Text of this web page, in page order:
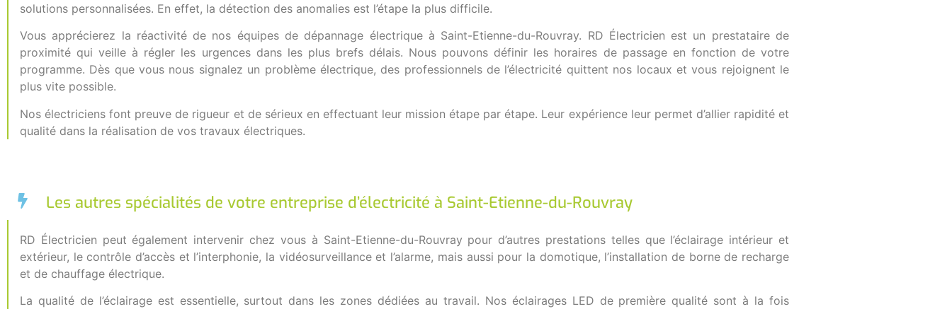
solutions personnalisées. En effet, la détection des anomalies est l’étape la plus difficile.
Vous apprécierez la réactivité de nos équipes de dépannage électrique à Saint-Etienne-du-Rouvray. RD Électricien est un prestataire de
proximité qui veille à régler les urgences dans les plus brefs délais. Nous pouvons définir les horaires de passage en fonction de votre
programme. Dès que vous nous signalez un problème électrique, des professionnels de l’électricité quittent nos locaux et vous rejoignent le
plus vite possible.
Nos électriciens font preuve de rigueur et de sérieux en effectuant leur mission étape par étape. Leur expérience leur permet d’allier rapidité et
qualité dans la réalisation de vos travaux électriques.
Les autres spécialités de votre entreprise d’électricité à Saint-Etienne-du-Rouvray
RD Électricien peut également intervenir chez vous à Saint-Etienne-du-Rouvray pour d’autres prestations telles que l’éclairage intérieur et
extérieur, le contrôle d’accès et l’interphonie, la vidéosurveillance et l’alarme, mais aussi pour la domotique, l’installation de borne de recharge
et de chauffage électrique.
La qualité de l’éclairage est essentielle, surtout dans les zones dédiées au travail. Nos éclairages LED de première qualité sont à la fois